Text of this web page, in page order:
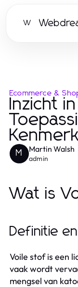
W
Ecommerce &
Inzicht
M Martin Walsh
admin
Wat is
Definitie
Voile stof is een
vaak wordt
mengsel van